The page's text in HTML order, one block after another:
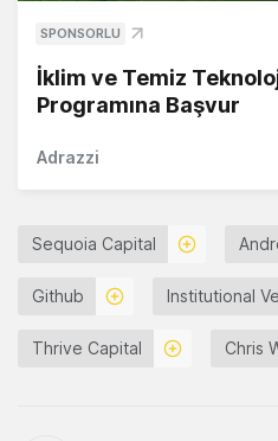
SPONSORLU
İklim ve Temiz
Programına Başvur
Adrazzi
Sequoia Capital
Github Institutional
Thrive Capital Chris